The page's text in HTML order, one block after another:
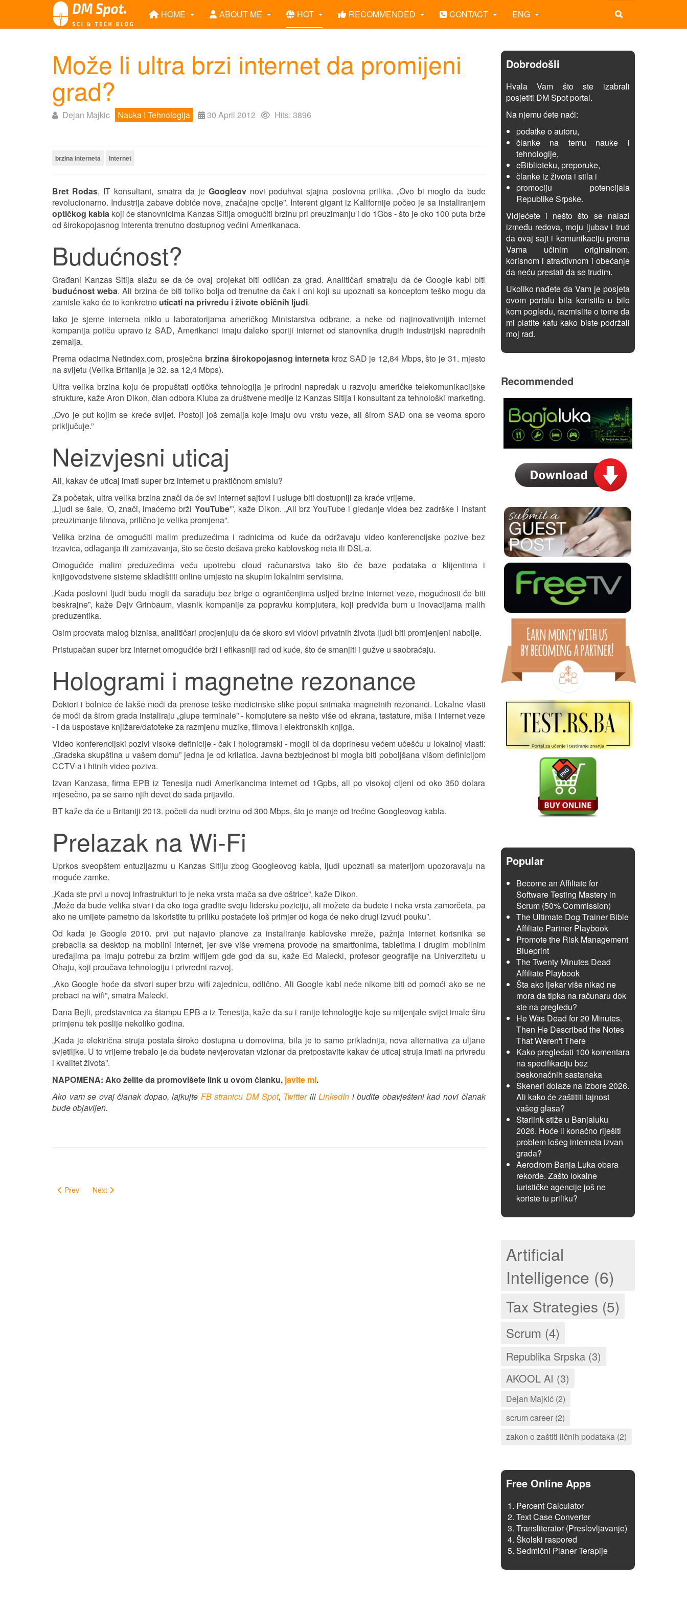
HOME ABOUT ME HOT RECOMMENDED CONTACT ENG
Može li ultra brzi internet da promijeni
grad?
Dejan Majkic Nauka I Tehnologija 30 April 2012 Hits: 3896
brzina interneta Internet
Bret Rodas, IT konsultant, smatra da jeGoogleov novi poduhvat sjajna poslovna prilika. „Ovo bi moglo da bude
revolucionarno. Industrija zabave dobiće nove, značajne opcije”. Interent gigant iz Kalifornije počeo je sa instaliranjem
optičkog kabla koji će stanovnicima Kanzas Sitija omogućiti brzinu pri preuzimanju i do 1Gbs - što je oko 100 puta brže
od širokopojasnog interenta trenutno dostupnog većini Amerikanaca.
Budućnost?
Građani Kanzas Sitija slažu se da će ovaj projekat biti odličan za grad. Analitičari smatraju da će Google kabl biti
budućnost weba. Ali brzina će biti toliko bolja od trenutne da čak i oni koji su upoznati sa konceptom teško mogu da
zamisle kako će to konkretno uticati na privredu i živote običnih ljudi.
Iako je sjeme interneta niklo u laboratorijama američkog Ministarstva odbrane, a neke od najinovativnijih internet
kompanija potiču upravo iz SAD, Amerikanci imaju daleko sporiji internet od stanovnika drugih industrijski naprednih
zemalja.
Prema odacima Netindex.com, prosječna brzina širokopojasnog interneta kroz SAD je 12,84 Mbps, što je 31. mjesto
na svijetu (Velika Britanija je 32. sa 12,4 Mbps).
Ultra velika brzina koju će propuštati optička tehnologija je prirodni napredak u razvoju američke telekomunikacijske
strukture, kaže Aron Dikon, član odbora Kluba za društvene medije iz Kanzas Sitija i konsultant za tehnološki marketing.
„Ovo je put kojim se kreće svijet. Postoji još zemalja koje imaju ovu vrstu veze, ali širom SAD ona se veoma sporo
priključuje.”
Neizvjesni uticaj
Ali, kakav će uticaj imati super brz internet u praktičnom smislu?
Za početak, ultra velika brzina znači da će svi internet sajtovi i usluge biti dostupniji za kraće vrijeme.
„Ljudi se šale, 'O, znači, imaćemo brži YouTube'”, kaže Dikon. „Ali brz YouTube i gledanje videa bez zadrške i instant
preuzimanje filmova, prilično je velika promjena”.
Velika brzina će omogućiti malim preduzećima i radnicima od kuće da održavaju video konferencijske pozive bez
trzavica, odlaganja ili zamrzavanja, što se često dešava preko kablovskog neta ili DSL-a.
Omogućiće malim preduzećima veću upotrebu cloud računarstva tako što će baze podataka o klijentima i
knjigovodstvene sisteme skladištiti online umjesto na skupim lokalnim servisima.
„Kada poslovni ljudi budu mogli da sarađuju bez brige o ograničenjima usljed brzine internet veze, mogućnosti će biti
beskrajne”, kaže Dejv Grinbaum, vlasnik kompanije za popravku kompjutera, koji predviđa bum u inovacijama malih
preduzentika.
Osim procvata malog biznisa, analitičari procjenjuju da će skoro svi vidovi privatnih života ljudi biti promjenjeni nabolje.
Pristupačan super brz internet omogućiće brži i efikasniji rad od kuće, što će smanjiti i gužve u saobraćaju.
Hologrami i magnetne rezonance
Doktori i bolnice će lakše moći da prenose teške medicinske slike poput snimaka magnetnih rezonanci. Lokalne vlasti
će moći da širom grada instaliraju „glupe terminale” - kompjutere sa nešto više od ekrana, tastature, miša i internet veze
- i da uspostave knjižare/datoteke za razmjenu muzike, filmova i elektronskih knjiga.
Video konferencijski pozivi visoke definicije - čak i hologramski - mogli bi da doprinesu većem učešću u lokalnoj vlasti:
„Gradska skupština u vašem domu” jedna je od krilatica. Javna bezbjednost bi mogla biti poboljšana višom definicijom
CCTV-a i hitnih video poziva.
Izvan Kanzasa, firma EPB iz Tenesija nudi Amerikancima internet od 1Gpbs, ali po visokoj cijeni od oko 350 dolara
mjesečno, pa se samo njih devet do sada prijavilo.
BT kaže da će u Britaniji 2013. početi da nudi brzinu od 300 Mbps, što je manje od trećine Googleovog kabla.
Prelazak na Wi-Fi
Uprkos sveopštem entuzijazmu u Kanzas Sitiju zbog Googleovog kabla, ljudi upoznati sa materijom upozoravaju na
moguće zamke.
„Kada ste prvi u novoj infrastrukturi to je neka vrsta mača sa dve oštrice”, kaže Dikon.
„Može da bude velika stvar i da oko toga gradite svoju lidersku poziciju, ali možete da budete i neka vrsta zamorčeta, pa
ako ne umijete pametno da iskoristite tu priliku postaćete loš primjer od koga će neko drugi izvući pouku”.
Od kada je Google 2010. prvi put najavio planove za instaliranje kablovske mreže, pažnja internet korisnika se
prebacila sa desktop na mobilni internet, jer sve više vremena provode na smartfonima, tabletima i drugim mobilnim
uređajima pa imaju potrebu za brzim wifijem gde god da su, kaže Ed Malecki, profesor geografije na Univerzitetu u
Ohaju, koji proučava tehnologiju i privredni razvoj.
„Ako Google hoće da stvori super brzu wifi zajednicu, odlično. Ali Google kabl neće nikome biti od pomoći ako se ne
prebaci na wifi”, smatra Malecki.
Dana Bejli, predstavnica za štampu EPB-a iz Tenesija, kaže da su i ranije tehnologije koje su mijenjale svijet imale širu
primjenu tek poslije nekoliko godina.
„Kada je električna struja postala široko dostupna u domovima, bila je to samo prikladnija, nova alternativa za uljane
svjetiljke. U to vrijeme trebalo je da budete nevjerovatan vizionar da pretpostavite kakav će uticaj struja imati na privredu
i kvalitet života”.
NAPOMENA: Ako želite da promovišete link u ovom članku, javite mi.
Ako vam se ovaj članak dopao, lajkujte FB stranicu DM Spot, TwitteriliLinkedIn i budite obavješteni kad novi članak
bude objavljen.
Prev Next
Dobrodošli
Hvala Vam što ste izabrali
posjetiti DM Spot portal.
Na njemu ćete naći:
podatke o autoru,
članke na temu nauke i
tehnologije,
eBiblioteku, preporuke,
članke iz života i stila i
promociju potencijala
Republike Srpske.
Vidjećete i nešto što se nalazi
između redova, moju ljubav i trud
da ovaj sajt i komunikaciju prema
Vama učinim originalnom,
korisnom i atraktivnom i obećanje
da neću prestati da se trudim.
Ukoliko nađete da Vam je posjeta
ovom portalu bila koristila u bilo
kom pogledu, razmislite o tome da
mi platite kafu kako biste podržali
moj rad.
Recommended
Popular
Become an Affiliate for
Software Testing Mastery in
Scrum (50% Commission)
The Ultimate Dog Trainer Bible
Affiliate Partner Playbook
Promote the Risk Management
Blueprint
The Twenty Minutes Dead
Affiliate Playbook
Šta ako ljekar više nikad ne
mora da tipka na računaru dok
ste na pregledu?
He Was Dead for 20 Minutes.
Then He Described the Notes
That Weren't There
Kako pregledati 100 komentara
na specifikaciju bez
beskonačnih sastanaka
Skeneri dolaze na izbore 2026.
Ali kako će zaštititi tajnost
vašeg glasa?
Starlink stiže u Banjaluku
2026. Hoće li konačno riješiti
problem lošeg interneta izvan
grada?
Aerodrom Banja Luka obara
rekorde. Zašto lokalne
turističke agencije još ne
koriste tu priliku?
Artificial
Intelligence (6)
Tax Strategies (5)
Scrum (4)
Republika Srpska (3)
AKOOL AI (3)
Dejan Majkić (2)
scrum career (2)
zakon o zaštiti ličnih podataka (2)
Free Online Apps
Percent Calculator
Text Case Converter
Transliterator (Preslovljavanje)
Školski raspored
Sedmični Planer Terapije